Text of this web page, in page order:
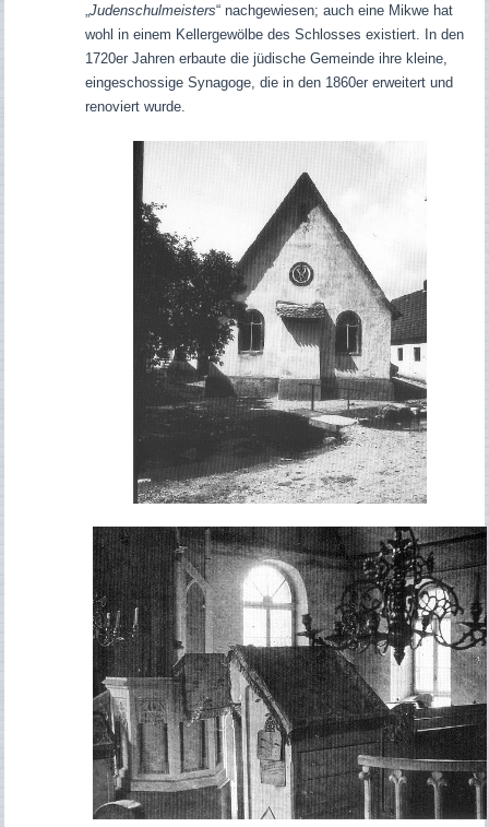
Judenschulmeisters“ nachgewiesen; auch eine Mikwe hat
wohl in einem Kellergewölbe des Schlosses existiert.
In den
1720er Jahren erbaute die jüdische Gemeinde ihre kleine,
eingeschossige Synagoge, die in den 1860er erweitert und
renoviert wurde.